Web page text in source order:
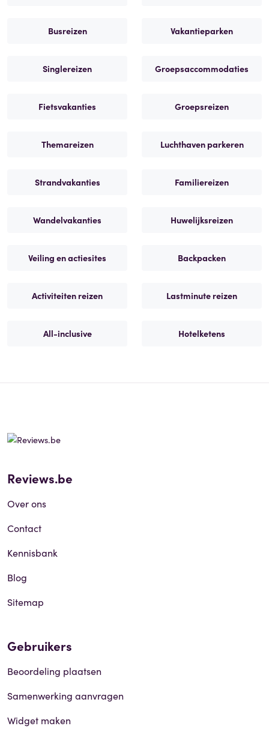
Busreizen Vakantieparken
Singlereizen Groepsaccommodaties
Fietsvakanties Groepsreizen
Themareizen Luchthaven parkeren
Strandvakanties Familiereizen
Wandelvakanties Huwelijksreizen
Veiling en actiesites Backpacken
Activiteiten reizen Lastminute reizen
All-inclusive Hotelketens
Reviews.be
Over ons
Contact
Kennisbank
Blog
Sitemap
Gebruikers
Beoordeling plaatsen
Samenwerking aanvragen
Widget maken